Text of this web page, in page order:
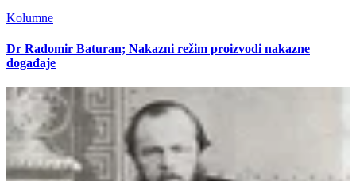
Kolumne
Dr Radomir Baturan; Nakazni režim proizvodi nakazne
događaje